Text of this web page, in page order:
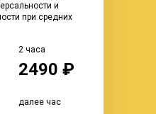
и
при средних
2490 ₽
2 часа
далее час